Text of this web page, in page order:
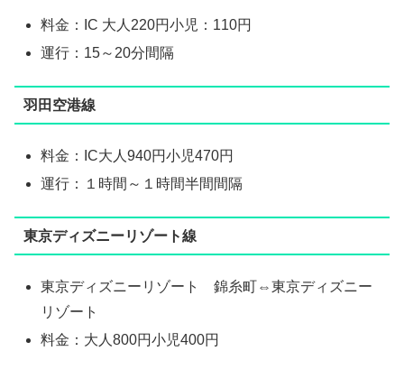
料金：IC 大人220円小児：110円
運行：15～20分間隔
羽田空港線
料金：IC大人940円小児470円
運行：１時間～１時間半間間隔
東京ディズニーリゾート線
東京ディズニーリゾート 錦糸町⇔東京ディズニー
リゾート
料金：大人800円小児400円